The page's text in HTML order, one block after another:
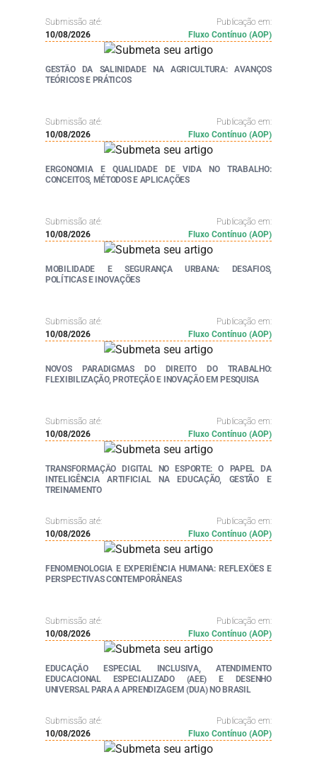
Submissão até:
Publicação em:
10/08/2026
Fluxo Contínuo (AOP)
GESTÃO DA SALINIDADE NA AGRICULTURA: AVANÇOS
TEÓRICOS E PRÁTICOS
Submissão até:
Publicação em:
10/08/2026
Fluxo Contínuo (AOP)
ERGONOMIA E QUALIDADE DE VIDA NO TRABALHO:
CONCEITOS, MÉTODOS E APLICAÇÕES
Submissão até:
Publicação em:
10/08/2026
Fluxo Contínuo (AOP)
MOBILIDADE E SEGURANÇA URBANA: DESAFIOS,
POLÍTICAS E INOVAÇÕES
Submissão até:
Publicação em:
10/08/2026
Fluxo Contínuo (AOP)
NOVOS PARADIGMAS DO DIREITO DO TRABALHO:
FLEXIBILIZAÇÃO, PROTEÇÃO E INOVAÇÃO EM PESQUISA
Submissão até:
Publicação em:
10/08/2026
Fluxo Contínuo (AOP)
TRANSFORMAÇÃO DIGITAL NO ESPORTE: O PAPEL DA
INTELIGÊNCIA ARTIFICIAL NA EDUCAÇÃO, GESTÃO E
TREINAMENTO
Submissão até:
Publicação em:
10/08/2026
Fluxo Contínuo (AOP)
FENOMENOLOGIA E EXPERIÊNCIA HUMANA: REFLEXÕES E
PERSPECTIVAS CONTEMPORÂNEAS
Submissão até:
Publicação em:
10/08/2026
Fluxo Contínuo (AOP)
EDUCAÇÃO ESPECIAL INCLUSIVA, ATENDIMENTO
EDUCACIONAL ESPECIALIZADO (AEE) E DESENHO
UNIVERSAL PARA A APRENDIZAGEM (DUA) NO BRASIL
Submissão até:
Publicação em:
10/08/2026
Fluxo Contínuo (AOP)